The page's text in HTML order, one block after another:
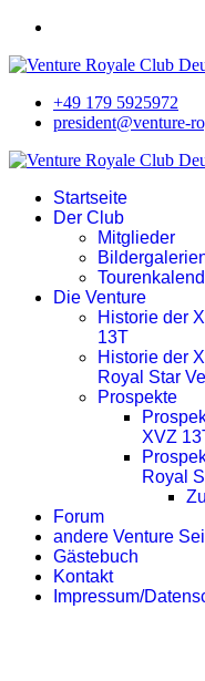
+49 179 5925972
president@venture-
Startseite
Der Club
Mitglieder
Die Venture
Historie der
13T
Historie der
Royal Star
Prospekte
XVZ
Royal
Forum
andere Venture
Gästebuch
Kontakt
Impressum/